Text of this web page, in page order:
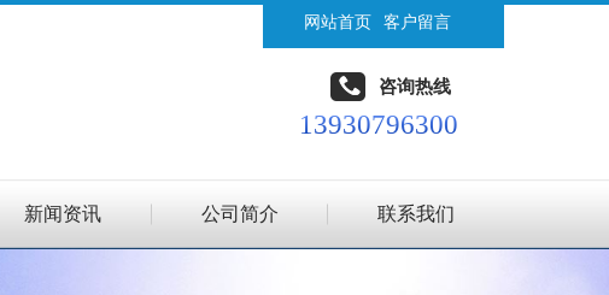
网站首页 客户留言
咨询热线
13930796300
新闻资讯 公司简介 联系我们